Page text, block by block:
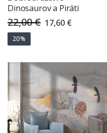
Dinosaurov a Piráti
22,00 € Special
Price
17,60 €
20%